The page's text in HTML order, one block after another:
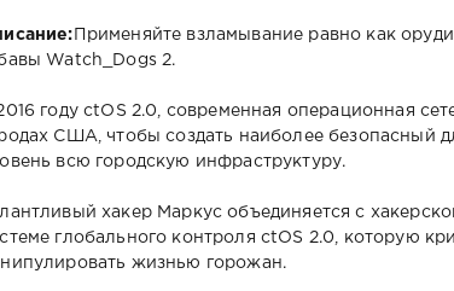
Применяйте взламывание равно как
Watch_Dogs 2.
году ctOS 2.0, современная операционная
США, чтобы создать наиболее безопасный
всю городскую инфраструктуру.
хакер Маркус объединяется с
глобального контроля ctOS 2.0, которую
жизнью горожан.